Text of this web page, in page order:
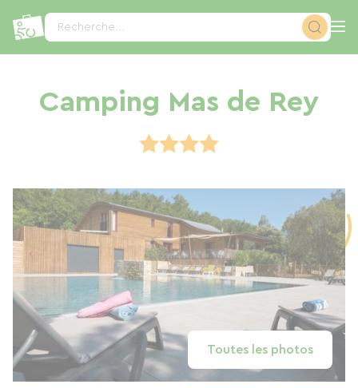
Recherche...
Camping Mas de Rey
Toutes les photos
Panneau de gestion des cookies